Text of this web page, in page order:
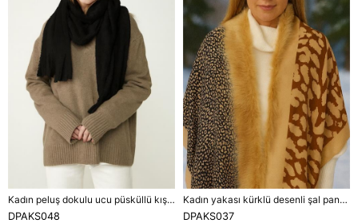
Kadın peluş dokulu ucu püsküllü kışlık şal atkı DPAKS048
DPAKS048
Kadın yakası kürklü desenli şal panço DPAKS037
DPAKS037